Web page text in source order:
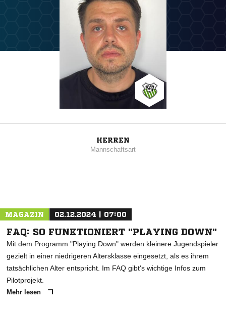
HERREN
Mannschaftsart
MAGAZIN 02.12.2024 | 07:00
FAQ: SO FUNKTIONIERT "PLAYING DOWN"
Mit dem Programm "Playing Down" werden kleinere Jugendspieler
gezielt in einer niedrigeren Altersklasse eingesetzt, als es ihrem
tatsächlichen Alter entspricht. Im FAQ gibt's wichtige Infos zum
Pilotprojekt.
Mehr lesen